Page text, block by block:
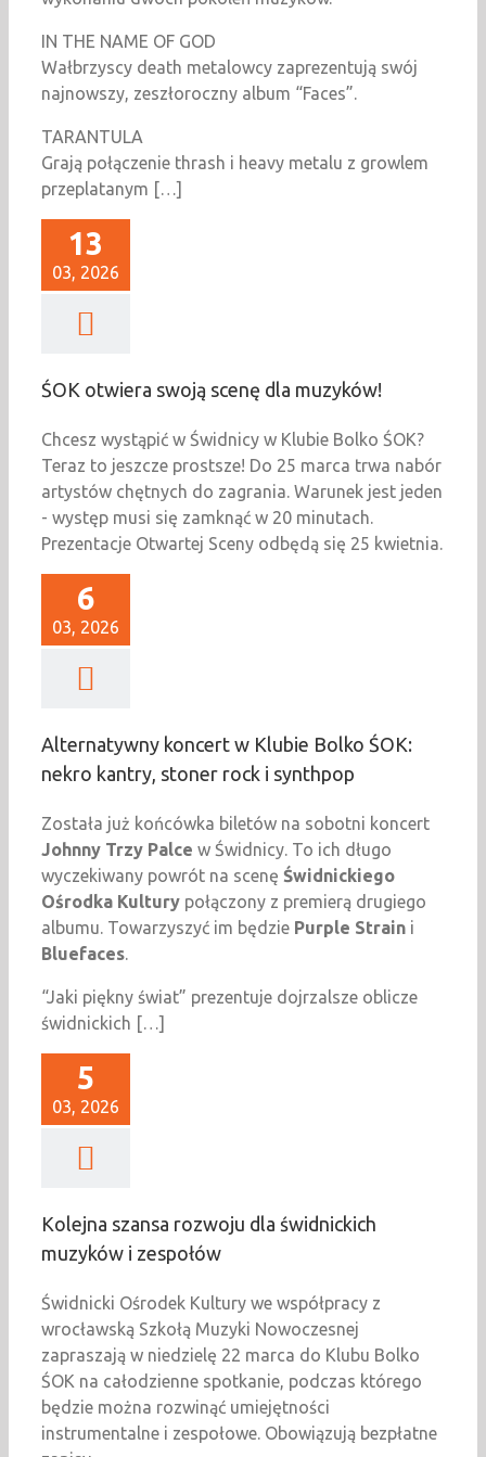
IN THE NAME OF GOD
Wałbrzyscy death metalowcy zaprezentują swój
najnowszy, zeszłoroczny album “Faces”.
TARANTULA
Grają połączenie thrash i heavy metalu z growlem
przeplatanym […]
13
03, 2026
ŚOK otwiera swoją scenę dla muzyków!
Chcesz wystąpić w Świdnicy w Klubie Bolko ŚOK?
Teraz to jeszcze prostsze! Do 25 marca trwa nabór
artystów chętnych do zagrania. Warunek jest jeden
- występ musi się zamknąć w 20 minutach.
Prezentacje Otwartej Sceny odbędą się 25 kwietnia.
6
03, 2026
Alternatywny koncert w Klubie Bolko ŚOK:
nekro kantry, stoner rock i synthpop
Została już końcówka biletów na sobotni koncert
Johnny Trzy Palce w Świdnicy. To ich długo
wyczekiwany powrót na scenę Świdnickiego
Ośrodka Kultury połączony z premierą drugiego
albumu. Towarzyszyć im będzie Purple Strain i
Bluefaces.
“Jaki piękny świat” prezentuje dojrzalsze oblicze
świdnickich […]
5
03, 2026
Kolejna szansa rozwoju dla świdnickich
muzyków i zespołów
Świdnicki Ośrodek Kultury we współpracy z
wrocławską Szkołą Muzyki Nowoczesnej
zapraszają w niedzielę 22 marca do Klubu Bolko
ŚOK na całodzienne spotkanie, podczas którego
będzie można rozwinąć umiejętności
instrumentalne i zespołowe. Obowiązują bezpłatne